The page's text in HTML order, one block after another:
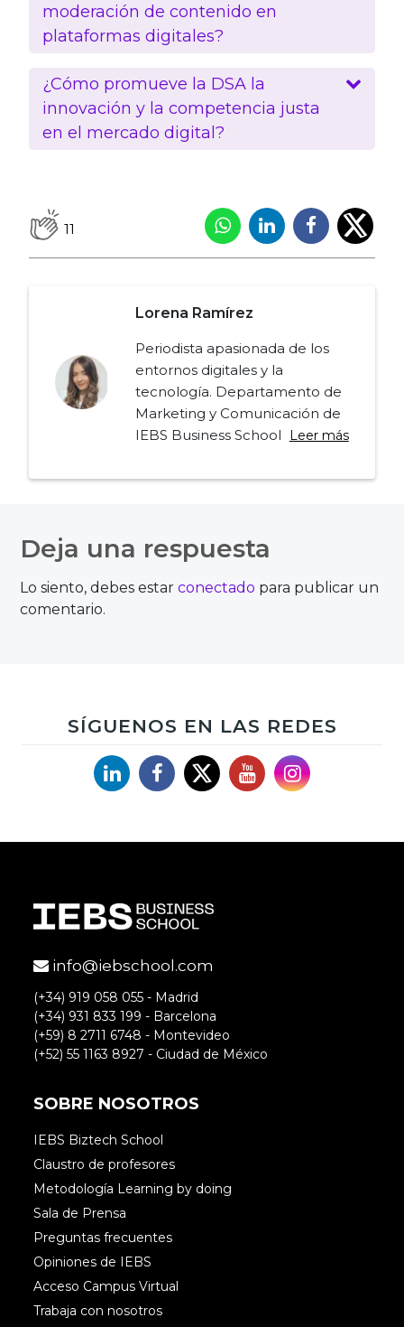
moderación de contenido en
plataformas digitales?
¿Cómo promueve la DSA la
innovación y la competencia justa
en el mercado digital?
11
Lorena Ramírez
Periodista apasionada de los
entornos digitales y la
tecnología. Departamento de
Marketing y Comunicación de
IEBS Business School
Leer más
de
entradas
Deja una respuesta
Lo siento, debes estarconectado para publicar un
comentario.
SÍGUENOS EN LAS REDES
LinkedinFacebook
X YouTubeInstagram
info@iebschool.com
(+34) 919 058 055 - Madrid
(+34) 931 833 199 - Barcelona
(+59) 8 2711 6748 - Montevideo
(+52) 55 1163 8927 - Ciudad de México
SOBRE NOSOTROS
IEBS Biztech School
Claustro de profesores
Metodología Learning by doing
Sala de Prensa
Preguntas frecuentes
Opiniones de IEBS
Acceso Campus Virtual
Trabaja con nosotros